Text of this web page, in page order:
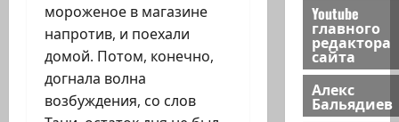
мороженое в магазине
напротив, и поехали
домой. Потом, конечно,
догнала волна
возбуждения, со слов
Youtube
главного
редактора
сайта
Алекс
Бальядиев